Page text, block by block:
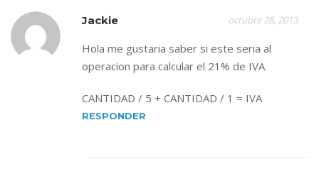
Jackie octubre 28, 2013
Hola me gustaria saber si este seria al
operacion para calcular el 21% de IVA
CANTIDAD / 5 + CANTIDAD / 1 = IVA
RESPONDER